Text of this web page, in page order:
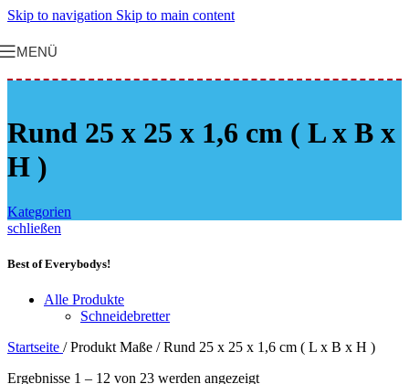
Skip to navigation Skip to main content
MENÜ
Rund 25 x 25 x 1,6 cm ( L x B x
H )
Kategorien
schließen
Best of Everybodys!
Alle Produkte
Schneidebretter
Startseite / Produkt Maße / Rund 25 x 25 x 1,6 cm ( L x B x H )
Ergebnisse 1 – 12 von 23 werden angezeigt